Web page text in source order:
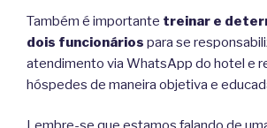
Também é importante treinar e
dois funcionários para se
atendimento via WhatsApp do hotel e
hóspedes de maneira objetiva e